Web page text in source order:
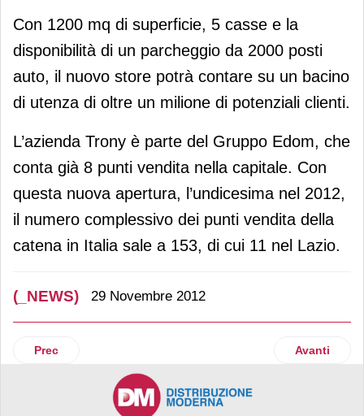
Con 1200 mq di superficie, 5 casse e la
disponibilità di un parcheggio da 2000 posti
auto, il nuovo store potrà contare su un bacino
di utenza di oltre un milione di potenziali clienti.
L’azienda Trony è parte del Gruppo Edom, che
conta già 8 punti vendita nella capitale. Con
questa nuova apertura, l’undicesima nel 2012,
il numero complessivo dei punti vendita della
catena in Italia sale a 153, di cui 11 nel Lazio.
(_NEWS) 29 Novembre 2012
Articolo precedente: Baby Bazar sbarca in Campania
Prec Articolo
Avanti